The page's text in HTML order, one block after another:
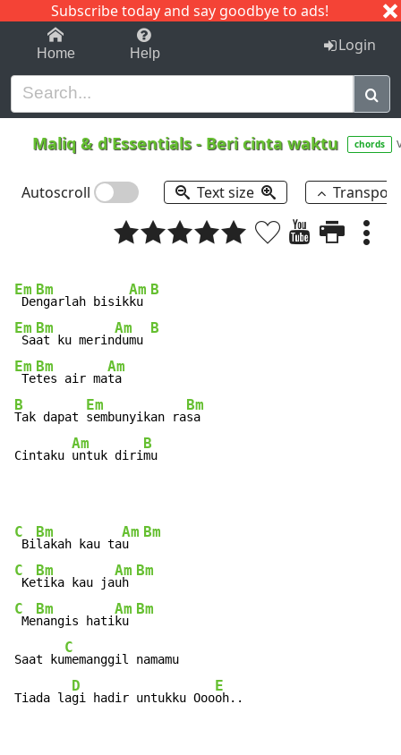
Subscribe today and say goodbye to ads!
1-9 C I J
Home Help Login
Maliq & d'Essentials- Beri cinta waktu chords
Autoscroll Text size
Em
De
Bm
ngarlah bisik
Am
ku
B
Em
Sa
Bm
at ku merin
Am
dumu
B
Em
Te
Bm
tes air ma
Am
B
Tak dapat
Em
sembunyikan ra
Bm
sa
Cintaku
Am
untuk diri
B
mu
C
Bi
Bm
lakah kau ta
Am
u
Bm
C
Ke
Bm
tika kau ja
Am
uh
Bm
C
Me
Bm
nangis hati
Am
ku
Bm
Saat ku
C
memanggil namamu
Tiada la
D
gi hadir untukku Ooo
E
oh..